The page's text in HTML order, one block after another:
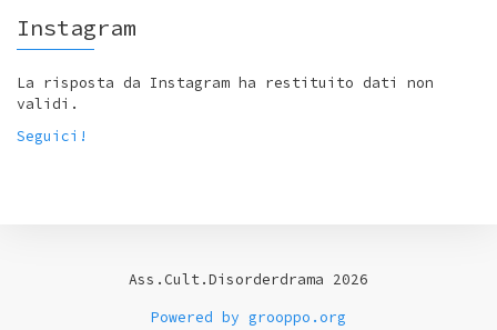
Instagram
La risposta da Instagram ha restituito dati non
validi.
Seguici!
Ass.Cult.Disorderdrama 2026
Powered by grooppo.org